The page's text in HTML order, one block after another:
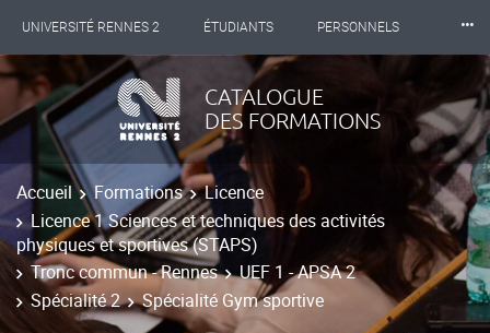
UNIVERSITÉ RENNES 2 ÉTUDIANTS PERSONNELS
INTERNATIONAL PROFESSIONNELS BIBLIOTHÈQUES
LES NOUVELLES DE RENNES 2
⸱⸱⸱
CATALOGUE
DES FORMATIONS
Accueil Formations
Licence
Licence 1 Sciences et techniques des activités
physiques et sportives (STAPS)
Tronc commun - Rennes
UEF 1 - APSA 2
Spécialité 2
Spécialité Gym sportive